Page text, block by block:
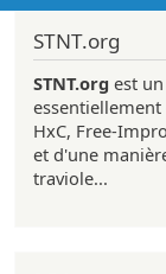
STNT.org
STNT.org est
essentiellement
HxC, Free-
et d'une
traviole...